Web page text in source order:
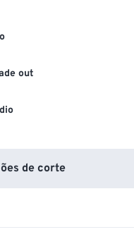
out
de corte